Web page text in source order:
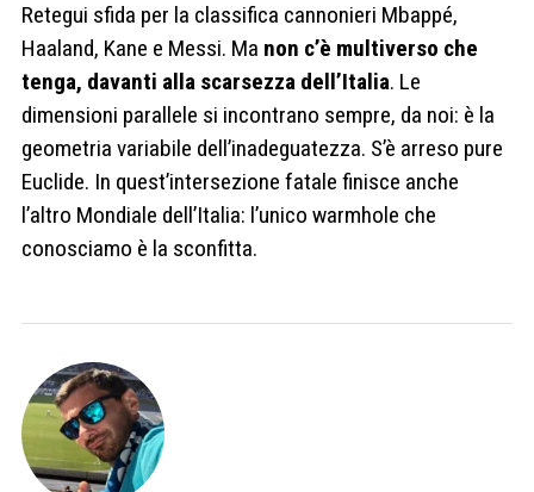
Retegui sfida per la classifica cannonieri Mbappé,
Haaland, Kane e Messi. Ma non c’è multiverso che
tenga, davanti alla scarsezza dell’Italia. Le
dimensioni parallele si incontrano sempre, da noi: è la
geometria variabile dell’inadeguatezza. S’è arreso pure
Euclide. In quest’intersezione fatale finisce anche
l’altro Mondiale dell’Italia: l’unico warmhole che
conosciamo è la sconfitta.